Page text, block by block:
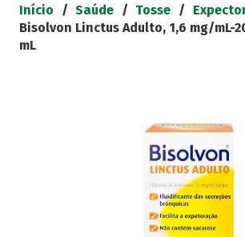
Início / Saúde / Tosse /
Bisolvon Linctus Adulto, 1,6 mg/mL-
mL